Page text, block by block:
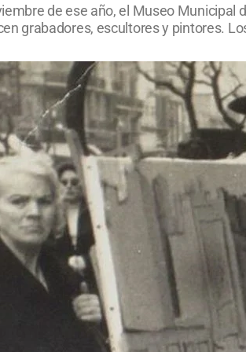
de ese año, el Museo Municipal
grabadores, escultores y pintores.